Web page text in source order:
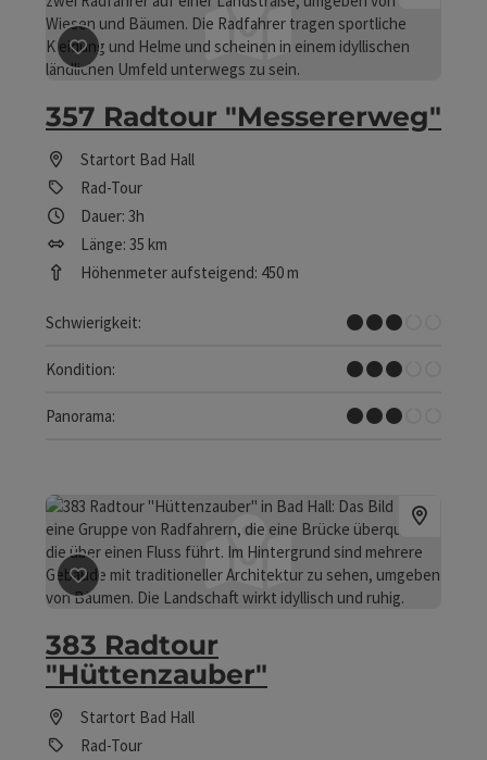
Beitrag merken: 357 Radtour "Messererweg"
357 Radtour "Messererweg"
Startort Bad Hall
Rad-Tour
Dauer: 3h
Länge: 35 km
Höhenmeter aufsteigend: 450 m
Schwierigkeit:
Mittel
Kondition:
Mittel
Panorama:
Einige Ausblicke
Beitrag merken: 383 Radtour "Hüttenzauber"
383 Radtour
"Hüttenzauber"
Startort Bad Hall
Rad-Tour